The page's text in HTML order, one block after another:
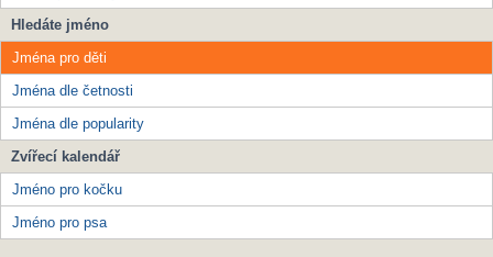
Hledáte jméno
Jména pro děti
Jména dle četnosti
Jména dle popularity
Zvířecí kalendář
Jméno pro kočku
Jméno pro psa